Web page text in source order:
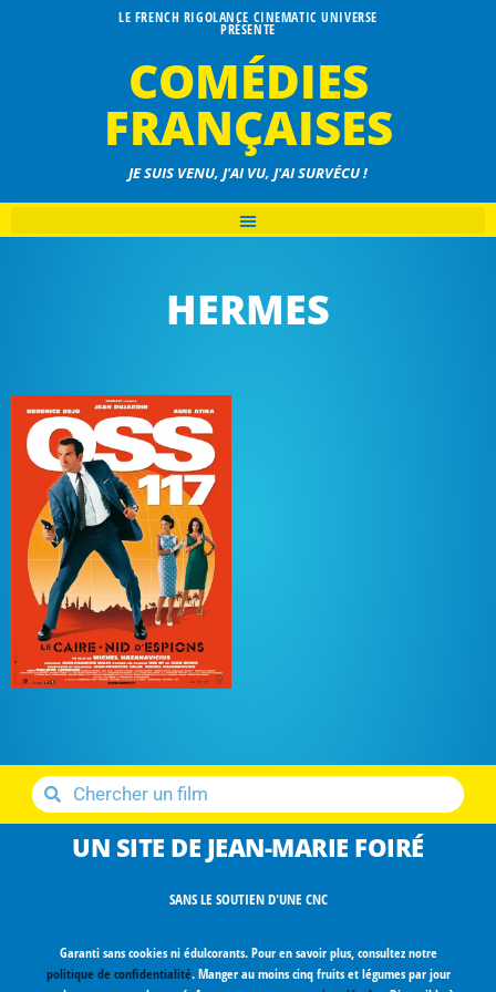
LE FRENCH RIGOLANCE CINEMATIC UNIVERSE
PRÉSENTE
COMÉDIES
FRANÇAISES
JE SUIS VENU, J'AI VU, J'AI SURVÉCU !
HERMES
UN SITE DE JEAN-MARIE FOIRÉ
SANS LE SOUTIEN D'UNE CNC
Garanti sans cookies ni édulcorants. Pour en savoir plus, consultez notre
politique de confidentialité. Manger au moins cinq fruits et légumes par jour